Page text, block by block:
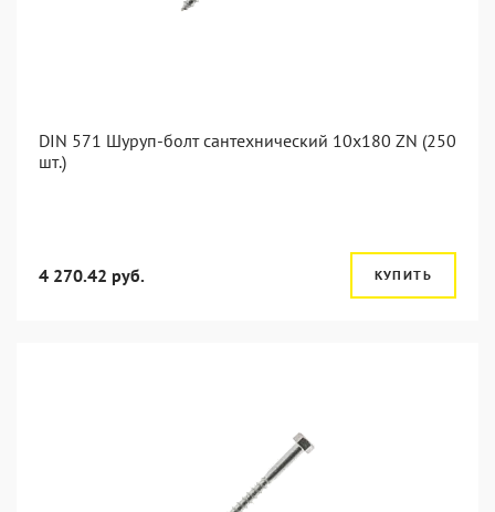
DIN 571 Шуруп-болт сантехнический 10x180 ZN (250
шт.)
4 270.42 руб. КУПИТЬ